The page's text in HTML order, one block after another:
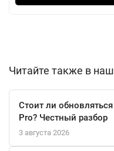
Type-C делает его
от повреждений
Victus 2, а титановая
Читайте также в
Стоит ли
Pro? Честный разбор
3 августа 2026